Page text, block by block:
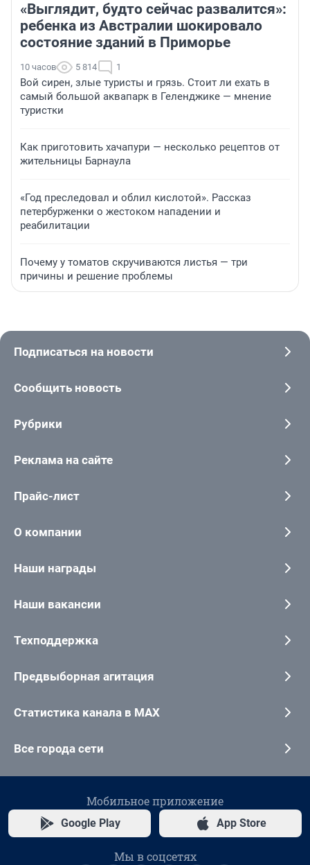
«Выглядит, будто сейчас развалится»:
ребенка из Австралии шокировало
состояние зданий в Приморье
10 часов 5 814 1
Вой сирен, злые туристы и грязь. Стоит ли ехать в
самый большой аквапарк в Геленджике — мнение
туристки
Как приготовить хачапури — несколько рецептов от
жительницы Барнаула
«Год преследовал и облил кислотой». Рассказ
петербурженки о жестоком нападении и
реабилитации
Почему у томатов скручиваются листья — три
причины и решение проблемы
Подписаться на новости
Сообщить новость
Рубрики
Реклама на сайте
Прайс-лист
О компании
Наши награды
Наши вакансии
Техподдержка
Предвыборная агитация
Статистика канала в MAX
Все города сети
Мобильное приложение
Google Play App Store
Мы в соцсетях